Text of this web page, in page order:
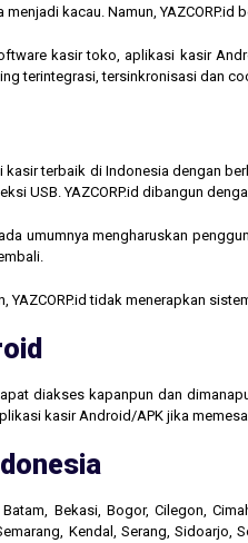
kacau. Namun,
kasir toko, aplikasi kasir
terintegrasi, tersinkronisasi dan
kasir terbaik di Indonesia dengan
USB. YAZCORP.id dibangun
umumnya mengharuskan
YAZCORP.id tidak menerapkan
diakses kapanpun dan
kasir Android/APK jika
Bekasi, Bogor, Cilegon,
Kendal, Serang, Sidoarjo,